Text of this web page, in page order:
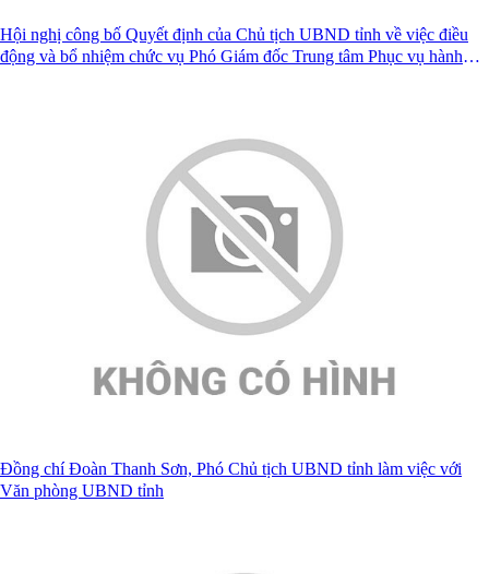
Hội nghị công bố Quyết định của Chủ tịch UBND tỉnh về việc điều
động và bổ nhiệm chức vụ Phó Giám đốc Trung tâm Phục vụ hành
Đồng chí Đoàn Thanh Sơn, Phó Chủ tịch UBND tỉnh làm việc với
Văn phòng UBND tỉnh